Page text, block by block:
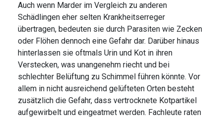
Auch wenn Marder im Vergleich zu anderen
Schädlingen eher selten Krankheitserreger
übertragen, bedeuten sie durch Parasiten wie Zecken
oder Flöhen dennoch eine Gefahr dar. Darüber hinaus
hinterlassen sie oftmals Urin und Kot in ihren
Verstecken, was unangenehm riecht und bei
schlechter Belüftung zu Schimmel führen könnte. Vor
allem in nicht ausreichend gelüfteten Orten besteht
zusätzlich die Gefahr, dass vertrocknete Kotpartikel
aufgewirbelt und eingeatmet werden. Fachleute raten